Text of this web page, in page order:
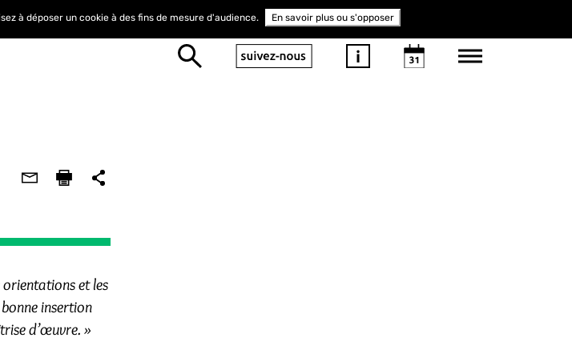
et les
insertion
d’œuvre. »
à déposer un cookie à des fins de mesure d'audience. En savoir plus ou s'opposer